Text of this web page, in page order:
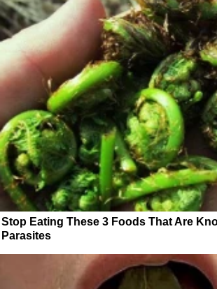
Stop Eating These 3 Foods That Are
Parasites